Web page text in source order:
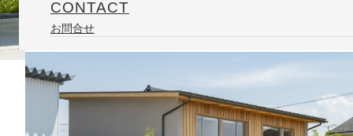
CONTACT
お問合せ
新横江の家